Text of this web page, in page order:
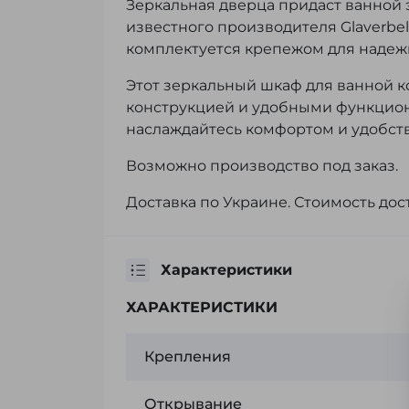
Зеркальная дверца придаст ванной
известного производителя
комплектуется крепежом для
Этот зеркальный шкаф для ванной
конструкцией и удобными
наслаждайтесь комфортом и
Возможно производство под заказ.
Доставка по Украине. Стоимость
Характеристики
ХАРАКТЕРИСТИКИ
Крепления
Открывание